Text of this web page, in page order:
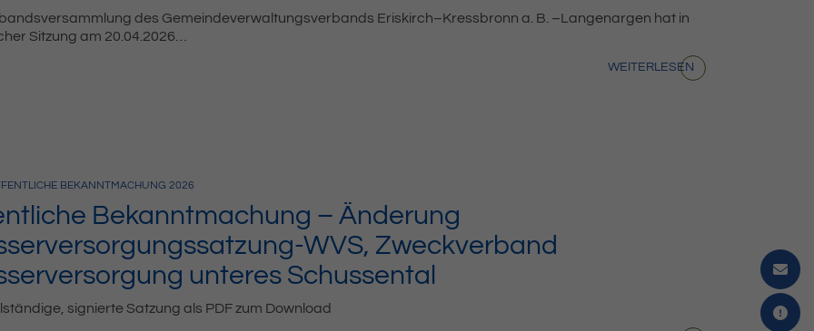
des Gemeindeverwaltungsverbands Eriskirch–Kressbronn a. B. –Langenargen hat in
Sitzung am 20.04.2026…
WEITERLESEN
Bekanntmachung – Änderung
WVS, Zweckverband
unteres Schussental
BEKANNTMACHUNG 2026
signierte Satzung als PDF zum Download